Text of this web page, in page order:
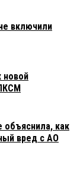
включили
новой
объяснила, как
вред с АО